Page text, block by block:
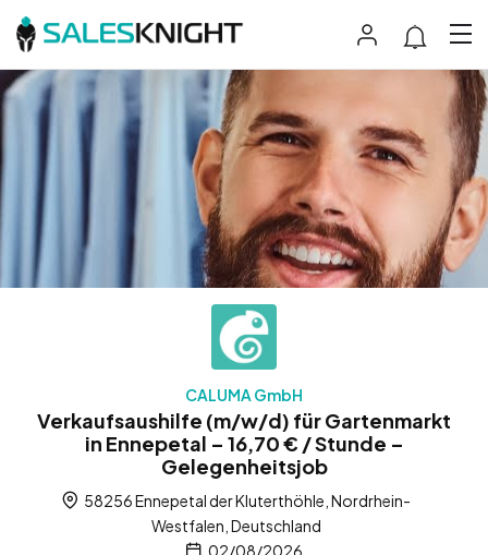
CALUMA GmbH
Verkaufsaushilfe (m/w/d) für Gartenmarkt
in Ennepetal – 16,70 € / Stunde –
Gelegenheitsjob
58256 Ennepetal der Kluterthöhle, Nordrhein-
Westfalen, Deutschland
02/08/2026